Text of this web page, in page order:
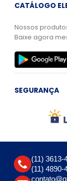
CATÁLOGO
Nossos
Baixe agora
SEGURANÇA
(11) 3613-
(11) 4890-